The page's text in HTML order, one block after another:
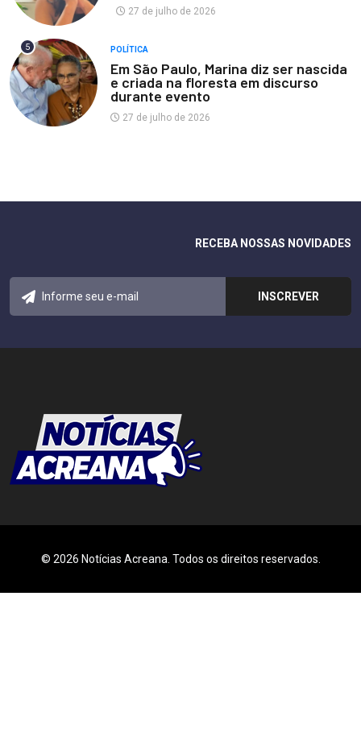
27 de julho de 2026
5 POLÍTICA
Em São Paulo, Marina diz ser nascida
e criada na floresta em discurso
durante evento
27 de julho de 2026
RECEBA NOSSAS NOVIDADES
© 2026 Notícias Acreana. Todos os direitos reservados.